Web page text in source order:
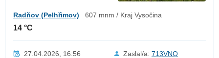
Radňov (Pelhřimov) 607 mnm / Kraj Vysočina
14 °C
27.04.2026, 16:56 Zaslal/a: 713VNO